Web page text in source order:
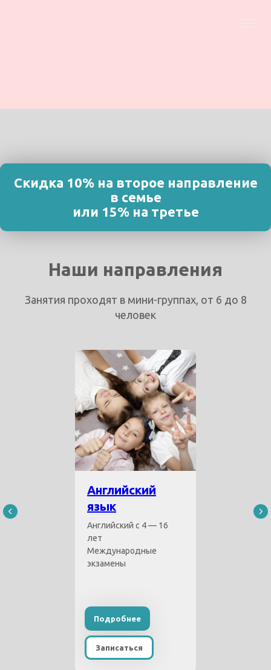
Скидка 10% на второе направление
в семье
или 15% на третье
Наши направления
Занятия проходят в мини-группах, от 6 до 8
человек
Английский
язык
Английский с 4 — 16
лет
Международные
экзамены
Подробнее
Записаться